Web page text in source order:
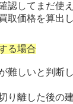
認してまだ使
取価格を算出し
る場合
しいと判断し
離した後の